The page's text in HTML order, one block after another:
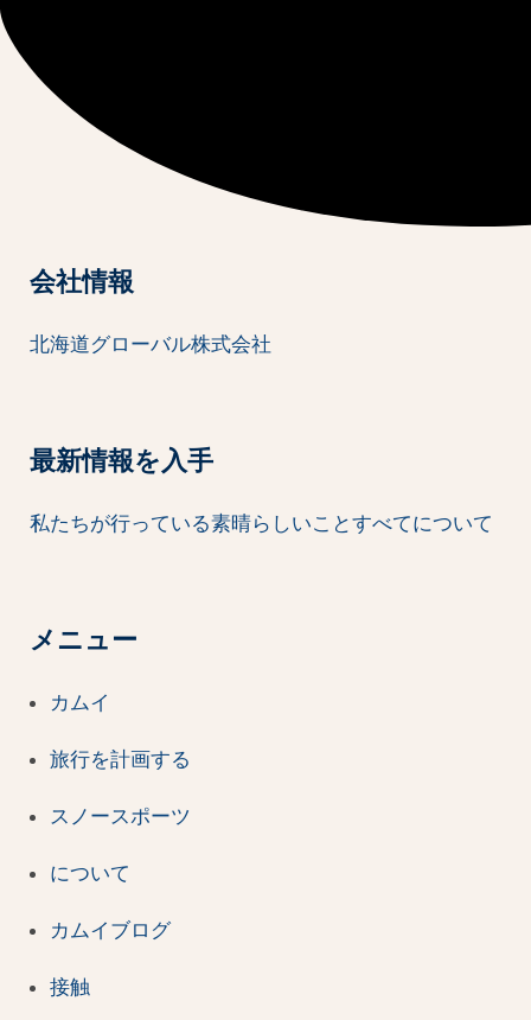
会社情報
北海道グローバル株式会社
最新情報を入手
私たちが行っている素晴らしいことすべてについて
メニュー
カムイ
旅行を計画する
スノースポーツ
について
カムイブログ
接触